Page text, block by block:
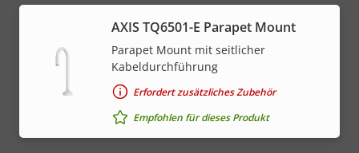
AXIS TQ6501-E Parapet Mount
Parapet Mount mit seitlicher
Kabeldurchführung
Erfordert zusätzliches Zubehör
Empfohlen für dieses Produkt